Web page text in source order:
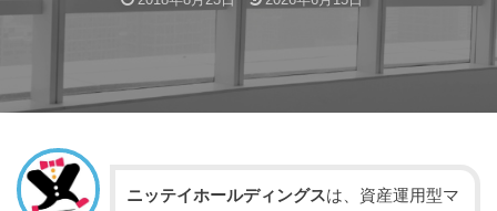
ニッテイホールディングスは、資産運用型マ